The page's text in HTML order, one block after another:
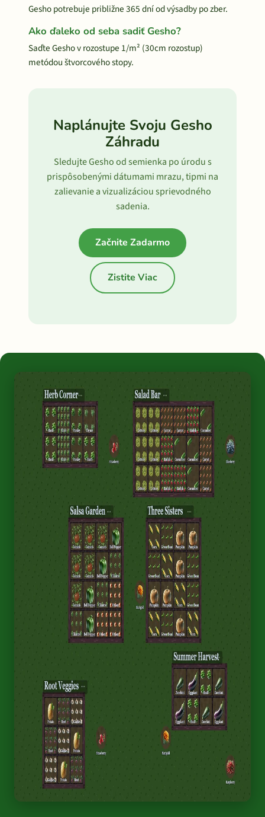
Gesho potrebuje približne 365 dní od výsadby po zber.
Ako ďaleko od seba sadiť Gesho?
Saďte Gesho v rozostupe 1/m² (30cm rozostup)
metódou štvorcového stopy.
Naplánujte Svoju Gesho
Záhradu
Sledujte Gesho od semienka po úrodu s
prispôsobenými dátumami mrazu, tipmi na
zalievanie a vizualizáciou sprievodného
sadenia.
Začnite Zadarmo
Zistite Viac